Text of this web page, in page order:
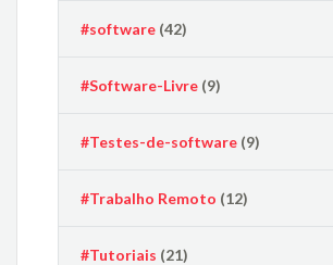
#software (42)
#Software-Livre (9)
#Testes-de-software (9)
#Trabalho Remoto (12)
#Tutoriais (21)